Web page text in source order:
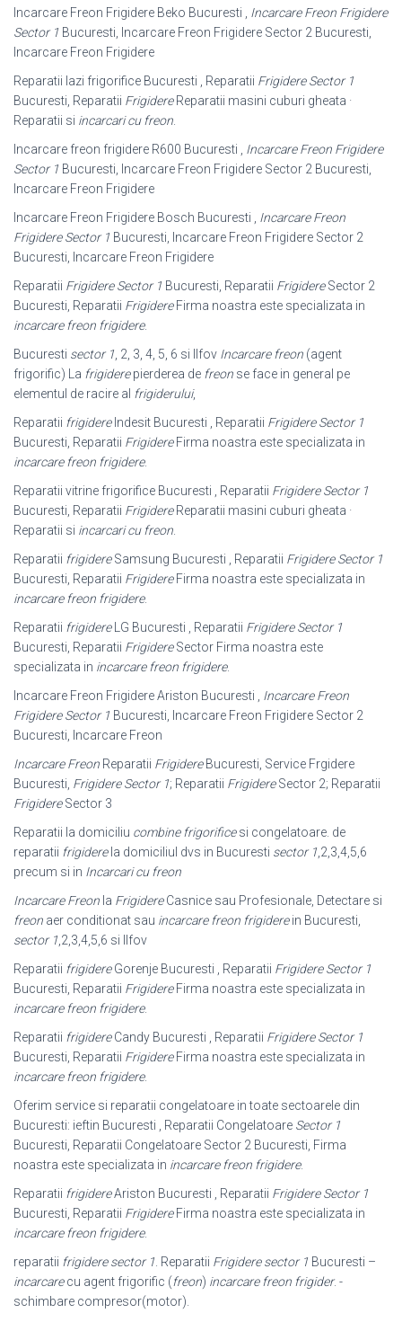
Incarcare Freon Frigidere Beko Bucuresti , Incarcare Freon Frigidere
Sector 1 Bucuresti, Incarcare Freon Frigidere Sector 2 Bucuresti,
Incarcare Freon Frigidere
Reparatii lazi frigorifice Bucuresti , Reparatii Frigidere Sector 1
Bucuresti, Reparatii FrigidereReparatii masini cuburi gheata ·
Reparatii si incarcari cu freon
Incarcare freon frigidere R600 Bucuresti , Incarcare Freon Frigidere
Sector 1 Bucuresti, Incarcare Freon Frigidere Sector 2 Bucuresti,
Incarcare Freon Frigidere
Incarcare Freon Frigidere Bosch Bucuresti , Incarcare Freon
Frigidere Sector 1 Bucuresti, Incarcare Freon Frigidere Sector 2
Bucuresti, Incarcare Freon Frigidere
Reparatii Frigidere Sector 1 Bucuresti, Reparatii FrigidereSector 2
Bucuresti, Reparatii FrigidereFirma noastra este specializata in
incarcare freon frigidere.
Bucuresti sector 1 , 2, 3, 4, 5, 6 si Ilfov Incarcare freon (agent
frigorific) La frigiderepierderea de freon se face in general pe
elementul de racire al frigiderului,
Reparatii frigidereIndesit Bucuresti , Reparatii Frigidere Sector 1
Bucuresti, Reparatii FrigidereFirma noastra este specializata in
incarcare freon frigidere.
Reparatii vitrine frigorifice Bucuresti , Reparatii Frigidere Sector 1
Bucuresti, Reparatii FrigidereReparatii masini cuburi gheata ·
Reparatii si incarcari cu freon
Reparatii frigidereSamsung Bucuresti , Reparatii Frigidere Sector 1
Bucuresti, Reparatii FrigidereFirma noastra este specializata in
incarcare freon frigidere.
Reparatii frigidereLG Bucuresti , Reparatii Frigidere Sector 1
Bucuresti, Reparatii FrigidereSector Firma noastra este
specializata in incarcare freon frigidere.
Incarcare Freon Frigidere Ariston Bucuresti , Incarcare Freon
Frigidere Sector 1 Bucuresti, Incarcare Freon Frigidere Sector 2
Bucuresti, Incarcare Freon
Incarcare Freon Reparatii FrigidereBucuresti, Service Frgidere
Bucuresti, Frigidere Sector 1; Reparatii FrigidereSector 2; Reparatii
FrigidereSector 3
Reparatii la domiciliu combine frigorificesi congelatoare. de
reparatii frigiderela domiciliul dvs in Bucuresti sector 1 ,2,3,4,5,6
precum si in Incarcari cu freon
Incarcare Freon la FrigidereCasnice sau Profesionale, Detectare si
freon aer conditionat sau incarcare freon frigiderein Bucuresti,
sector 1 ,2,3,4,5,6 si Ilfov
Reparatii frigidereGorenje Bucuresti , Reparatii Frigidere Sector 1
Bucuresti, Reparatii FrigidereFirma noastra este specializata in
incarcare freon frigidere.
Reparatii frigidereCandy Bucuresti , Reparatii Frigidere Sector 1
Bucuresti, Reparatii FrigidereFirma noastra este specializata in
incarcare freon frigidere.
Oferim service si reparatii congelatoare in toate sectoarele din
Bucuresti: ieftin Bucuresti , Reparatii Congelatoare Sector 1
Bucuresti, Reparatii Congelatoare Sector 2 Bucuresti, Firma
noastra este specializata in incarcare freon frigidere.
Reparatii frigidereAriston Bucuresti , Reparatii Frigidere Sector 1
Bucuresti, Reparatii FrigidereFirma noastra este specializata in
incarcare freon frigidere.
reparatii frigidere sector 1 . Reparatii Frigidere sector 1 Bucuresti –
incarcarecu agent frigorific (freon) incarcare freon frigider. -
schimbare compresor(motor).